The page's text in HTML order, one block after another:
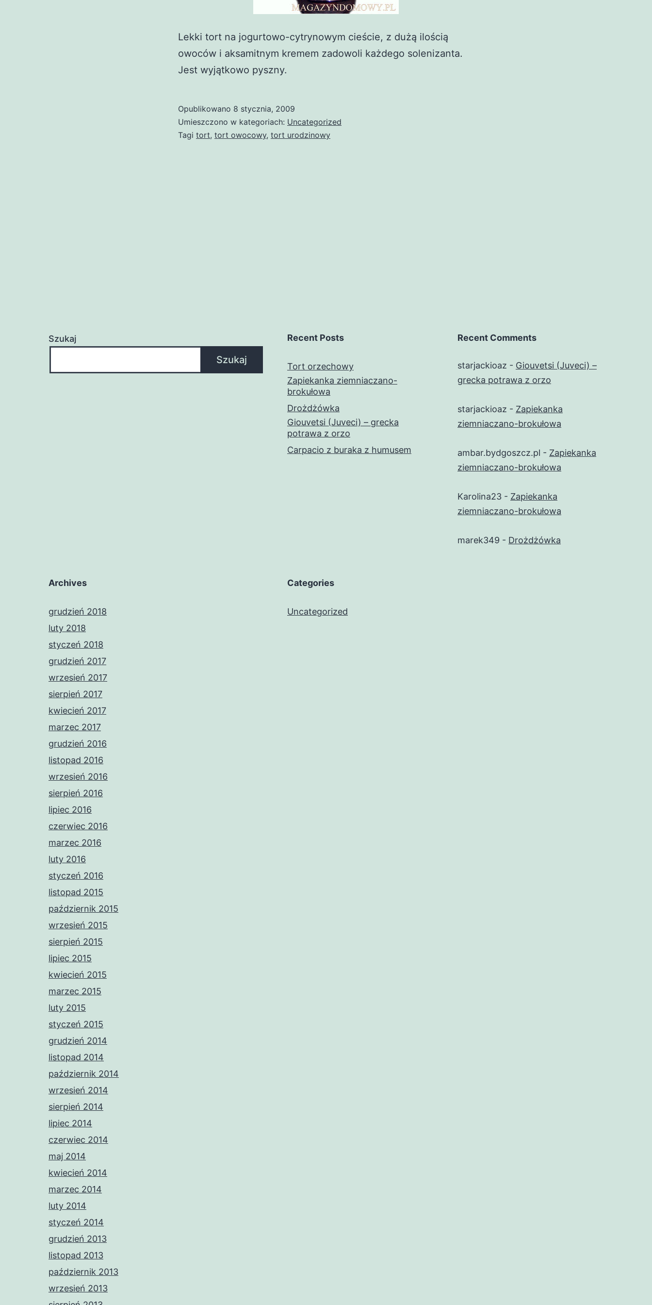
Lekki tort na jogurtowo-cytrynowym cieście, z dużą ilością
owoców i aksamitnym kremem zadowoli każdego solenizanta.
Jest wyjątkowo pyszny.
Opublikowano 8 stycznia, 2009
Umieszczono w kategoriach: Uncategorized
Tagi tort, tort owocowy, tort urodzinowy
Szukaj
Szukaj
Recent Posts
Tort orzechowy
Zapiekanka ziemniaczano-
brokułowa
Drożdżówka
Giouvetsi (Juveci) – grecka
potrawa z orzo
Carpacio z buraka z humusem
Recent Comments
starjackioaz - Giouvetsi (Juveci) –
grecka potrawa z orzo
starjackioaz - Zapiekanka
ziemniaczano-brokułowa
ambar.bydgoszcz.pl - Zapiekanka
ziemniaczano-brokułowa
Karolina23 - Zapiekanka
ziemniaczano-brokułowa
marek349 - Drożdżówka
Archives
grudzień 2018
luty 2018
styczeń 2018
grudzień 2017
wrzesień 2017
sierpień 2017
kwiecień 2017
marzec 2017
grudzień 2016
listopad 2016
wrzesień 2016
sierpień 2016
lipiec 2016
czerwiec 2016
marzec 2016
luty 2016
styczeń 2016
listopad 2015
październik 2015
wrzesień 2015
sierpień 2015
lipiec 2015
kwiecień 2015
marzec 2015
luty 2015
styczeń 2015
grudzień 2014
listopad 2014
październik 2014
wrzesień 2014
sierpień 2014
lipiec 2014
czerwiec 2014
maj 2014
kwiecień 2014
marzec 2014
luty 2014
styczeń 2014
grudzień 2013
listopad 2013
październik 2013
wrzesień 2013
Categories
Uncategorized